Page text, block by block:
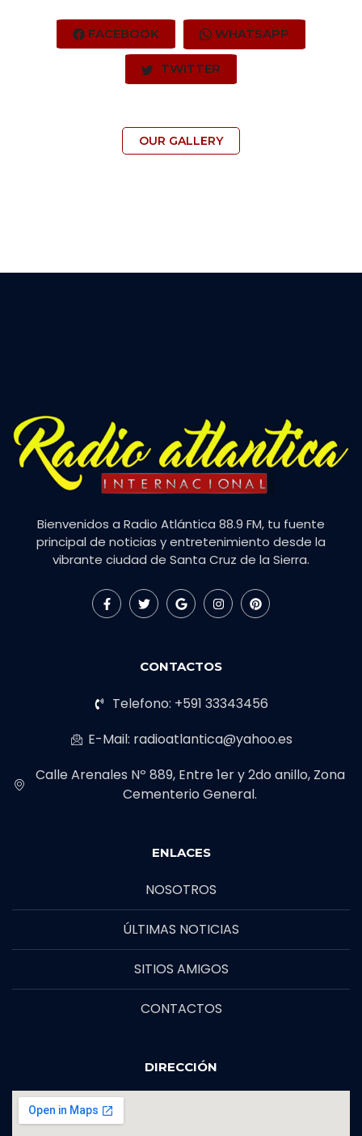
FACEBOOK WHATSAPP
TWITTER
OUR GALLERY
Bienvenidos a Radio Atlántica 88.9 FM, tu fuente
principal de noticias y entretenimiento desde la
vibrante ciudad de Santa Cruz de la Sierra.
CONTACTOS
Telefono: +591 33343456
E-Mail: radioatlantica@yahoo.es
Calle Arenales Nº 889, Entre 1er y 2do anillo, Zona
Cementerio General.
ENLACES
NOSOTROS
ÚLTIMAS NOTICIAS
SITIOS AMIGOS
CONTACTOS
DIRECCIÓN